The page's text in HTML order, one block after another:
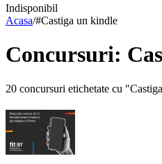
Indisponibil
Acasa/#Castiga un kindle
Concursuri:
20 concursuri etichetate cu